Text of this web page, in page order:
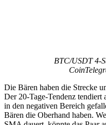
BTC/USDT 4-
Die Bären haben die Strecke
Der 20-Tage-Tendenz
in den negativen Bereich
Bären die Oberhand haben.